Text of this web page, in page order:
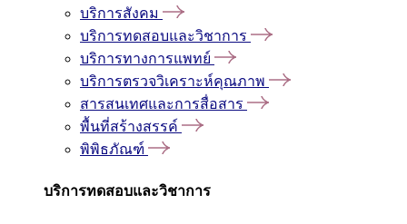
บริการสังคม
บริการทดสอบและวิชาการ
บริการทางการแพทย์
บริการตรวจวิเคราะห์คุณภาพ
สารสนเทศและการสื่อสาร
พื้นที่สร้างสรรค์
พิพิธภัณฑ์
บริการทดสอบและวิชาการ